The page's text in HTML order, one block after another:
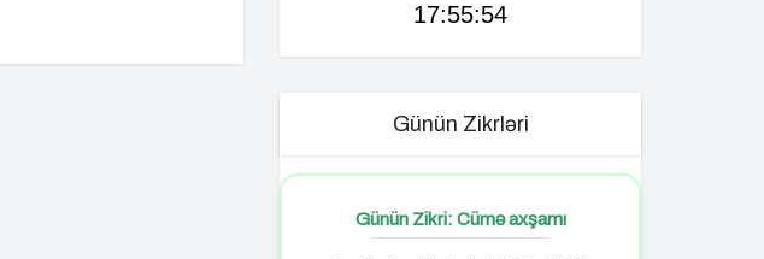
17:55:55
Günün Zikrləri
Günün Zikri: Cümə axşamı